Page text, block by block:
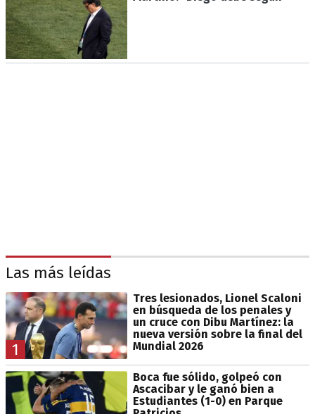
Las más leídas
1
Tres lesionados, Lionel Scaloni
en búsqueda de los penales y
un cruce con Dibu Martínez: la
nueva versión sobre la final del
Mundial 2026
Boca fue sólido, golpeó con
Ascacibar y le ganó bien a
Estudiantes (1-0) en Parque